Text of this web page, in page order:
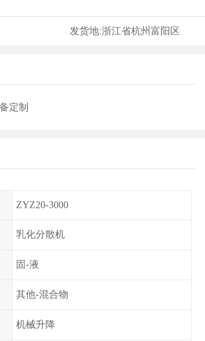
发货地:浙江省杭州富阳区
定制
ZYZ20-3000
乳化分散机
固-液
其他-混合物
机械升降